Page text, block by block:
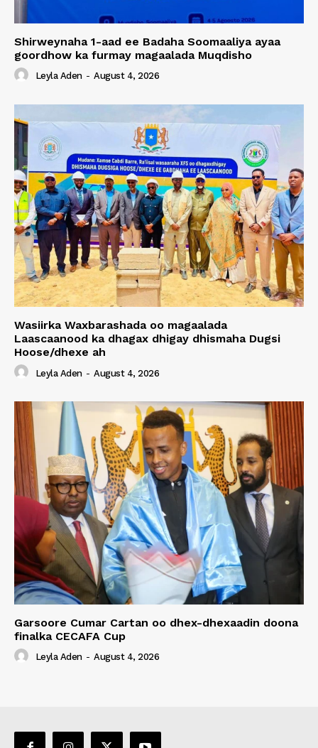
Shirweynaha 1-aad ee Badaha Soomaaliya ayaa
goordhow ka furmay magaalada Muqdisho
Leyla Aden - August 4, 2026
Wasiirka Waxbarashada oo magaalada
Laascaanood ka dhagax dhigay dhismaha Dugsi
Hoose/dhexe ah
Leyla Aden - August 4, 2026
Garsoore Cumar Cartan oo dhex-dhexaadin doona
finalka CECAFA Cup
Leyla Aden - August 4, 2026